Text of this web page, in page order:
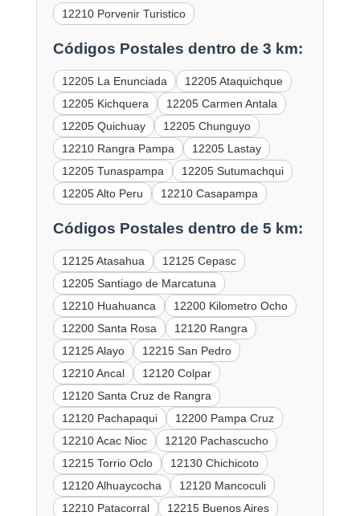
12210 Porvenir Turistico
Códigos Postales dentro de 3 km:
12205 La Enunciada
12205 Ataquichque
12205 Kichquera
12205 Carmen Antala
12205 Quichuay
12205 Chunguyo
12210 Rangra Pampa
12205 Lastay
12205 Tunaspampa
12205 Sutumachqui
12205 Alto Peru
12210 Casapampa
Códigos Postales dentro de 5 km:
12125 Atasahua
12125 Cepasc
12205 Santiago de Marcatuna
12210 Huahuanca
12200 Kilometro Ocho
12200 Santa Rosa
12120 Rangra
12125 Alayo
12215 San Pedro
12210 Ancal
12120 Colpar
12120 Santa Cruz de Rangra
12120 Pachapaqui
12200 Pampa Cruz
12210 Acac Nioc
12120 Pachascucho
12215 Torrio Oclo
12130 Chichicoto
12120 Alhuaycocha
12120 Mancoculi
12210 Patacorral
12215 Buenos Aires